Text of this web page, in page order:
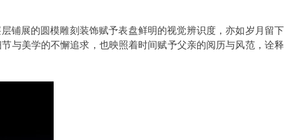
铺展的圆模雕刻装饰赋予表盘鲜明的视觉辨识度，亦如岁月留下
与美学的不懈追求，也映照着时间赋予父亲的阅历与风范，诠释